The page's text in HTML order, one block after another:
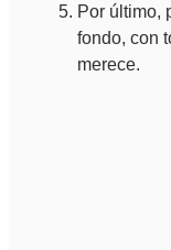
Por último,
fondo, con
merece.